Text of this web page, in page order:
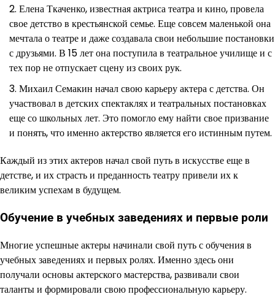
Елена Ткаченко, известная актриса театра и кино, провела
свое детство в крестьянской семье. Еще совсем маленькой она
мечтала о театре и даже создавала свои небольшие постановки
с друзьями. В 15 лет она поступила в театральное училище и с
тех пор не отпускает сцену из своих рук.
Михаил Семакин начал свою карьеру актера с детства. Он
участвовал в детских спектаклях и театральных постановках
еще со школьных лет. Это помогло ему найти свое призвание
и понять, что именно актерство является его истинным путем.
Каждый из этих актеров начал свой путь в искусстве еще в
детстве, и их страсть и преданность театру привели их к
великим успехам в будущем.
Обучение в учебных заведениях и первые роли
Многие успешные актеры начинали свой путь с обучения в
учебных заведениях и первых ролях. Именно здесь они
получали основы актерского мастерства, развивали свои
таланты и формировали свою профессиональную карьеру.